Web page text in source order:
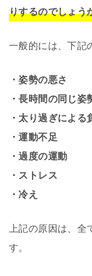
りするのでしょう
一般的には、下記
・姿勢の悪さ
・長時間の同じ姿
・太り過ぎによる
・運動不足
・過度の運動
・ストレス
・冷え
上記の原因は、
す。